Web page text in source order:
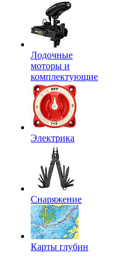
Лодочные
моторы и
комплектующие
Электрика
Снаряжение
Карты глубин